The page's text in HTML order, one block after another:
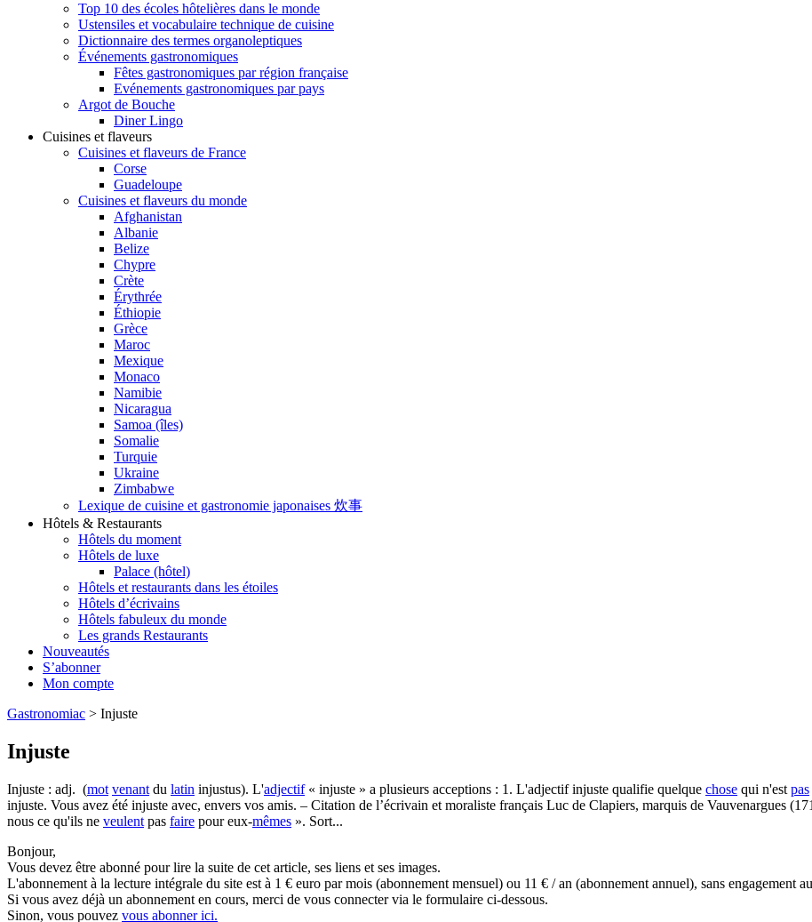
Top 10 des écoles hôtelières dans le monde
Ustensiles et vocabulaire technique de cuisine
Dictionnaire des termes organoleptiques
Événements gastronomiques
Fêtes gastronomiques par région française
Evénements gastronomiques par pays
Argot de Bouche
Diner Lingo
Cuisines et flaveurs
Cuisines et flaveurs de France
Corse
Guadeloupe
Cuisines et flaveurs du monde
Afghanistan
Albanie
Belize
Chypre
Crète
Érythrée
Éthiopie
Grèce
Maroc
Mexique
Monaco
Namibie
Nicaragua
Samoa (îles)
Somalie
Turquie
Ukraine
Zimbabwe
Lexique de cuisine et gastronomie japonaises 炊事
Hôtels & Restaurants
Hôtels du moment
Hôtels de luxe
Palace (hôtel)
Hôtels et restaurants dans les étoiles
Hôtels d’écrivains
Hôtels fabuleux du monde
Les grands Restaurants
Nouveautés
S’abonner
Mon compte
Gastronomiac > Injuste
Injuste
Injuste : adj. (mot venant du latin injustus). L'adjectif« injuste » a plusieurs acceptions : 1. L'adjectif injuste qualifie quelque chose qui n'est pas
injuste. Vous avez été injuste avec, envers vos amis. – Citation de l’écrivain et moraliste français Luc de Clapiers, marquis de Vauvenargues
nous ce qu'ils ne veulent pas faire pour eux-mêmes ». Sort...
Bonjour,
Vous devez être abonné pour lire la suite de cet article, ses liens et ses images.
L'abonnement à la lecture intégrale du site est à 1 € euro par mois (abonnement mensuel) ou 11 € / an (abonnement annuel), sans engagement
Si vous avez déjà un abonnement en cours, merci de vous connecter via le formulaire ci-dessous.
Sinon, vous pouvez vous abonner ici.